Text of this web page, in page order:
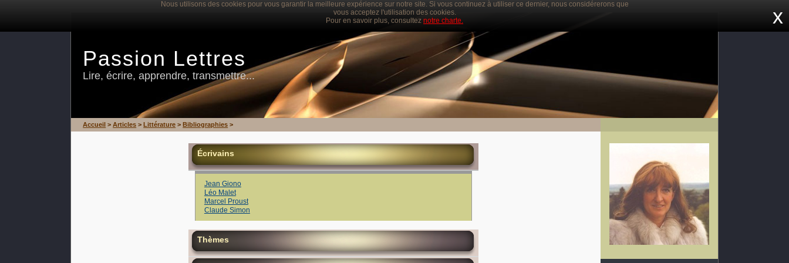
x
Nous utilisons des cookies pour vous garantir la meilleure expérience sur notre site. Si vous continuez à utiliser ce dernier, nous considérerons que
vous acceptez l'utilisation des cookies.
Pour en savoir plus, consultez notre charte.
Passion Lettres
Lire, écrire, apprendre, transmettre...
Accueil >Articles >Littérature >Bibliographies >
Écrivains
Jean Giono
Léo Malet
Marcel Proust
Claude Simon
Thèmes